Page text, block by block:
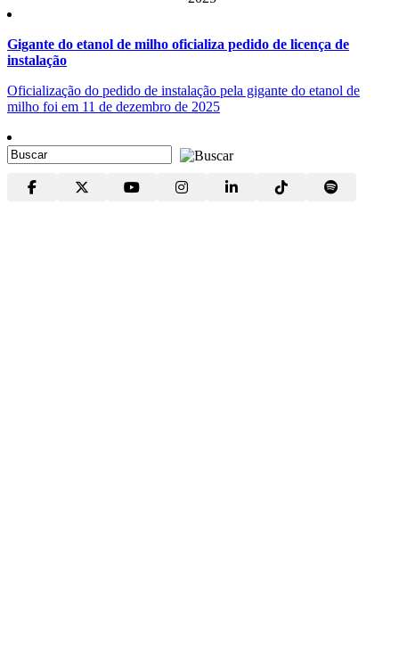
Gigante do etanol de milho oficializa pedido de licença de
instalação
Oficialização do pedido de instalação pela gigante do etanol de
milho foi em 11 de dezembro de 2025